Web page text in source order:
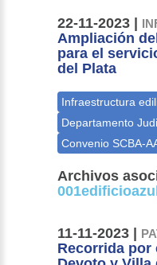
22-11-2023 |
Ampliación
para el
del Plata
Archivos
11-11-2023 |
Recorrida por